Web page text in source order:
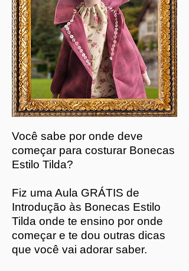
Você sabe por onde deve
começar para costurar Bonecas
Estilo Tilda?
Fiz uma Aula GRÁTIS de
Introdução às Bonecas Estilo
Tilda onde te ensino por onde
começar e te dou outras dicas
que você vai adorar saber.